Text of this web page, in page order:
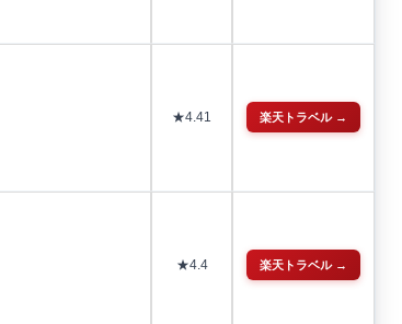
★4.41 楽天トラベル →
★4.4 楽天トラベル →